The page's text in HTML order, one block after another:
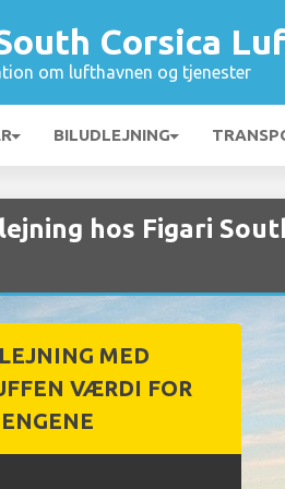
Corsica
om lufthavnen og tjenester
BILUDLEJNING
hos Figari
MED
VÆRDI FOR